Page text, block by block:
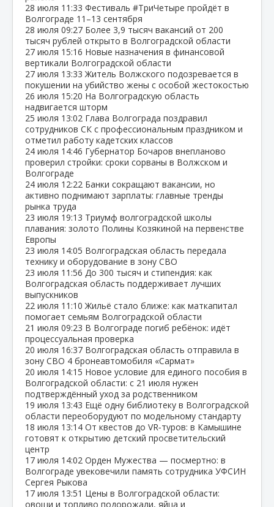
28 июля 11:33 Фестиваль #ТриЧетыре пройдёт в
Волгограде 11–13 сентября
28 июля 09:27 Более 3,9 тысяч вакансий от 200
тысяч рублей открыто в Волгоградской области
27 июля 15:16 Новые назначения в финансовой
вертикали Волгоградской области
27 июля 13:33 Житель Волжского подозревается в
покушении на убийство жены с особой жестокостью
26 июля 15:20 На Волгоградскую область
надвигается шторм
25 июля 13:02 Глава Волгограда поздравил
сотрудников СК с профессиональным праздником и
отметил работу кадетских классов
24 июля 14:46 Губернатор Бочаров внепланово
проверил стройки: сроки сорваны в Волжском и
Волгограде
24 июля 12:22 Банки сокращают вакансии, но
активно поднимают зарплаты: главные тренды
рынка труда
23 июля 19:13 Триумф волгоградской школы
плавания: золото Полины Козякиной на первенстве
Европы
23 июля 14:05 Волгоградская область передала
технику и оборудование в зону СВО
23 июля 11:56 До 300 тысяч и стипендия: как
Волгоградская область поддерживает лучших
выпускников
22 июля 11:10 Жильё стало ближе: как маткапитал
помогает семьям Волгоградской области
21 июля 09:23 В Волгограде погиб ребёнок: идёт
процессуальная проверка
20 июля 16:37 Волгоградская область отправила в
зону СВО 4 бронеавтомобиля «Сармат»
20 июля 14:15 Новое условие для единого пособия в
Волгоградской области: с 21 июля нужен
подтверждённый уход за родственником
19 июля 13:43 Ещё одну библиотеку в Волгоградской
области переоборудуют по модельному стандарту
18 июля 13:14 От квестов до VR‑туров: в Камышине
готовят к открытию детский просветительский
центр
17 июля 14:02 Орден Мужества — посмертно: в
Волгограде увековечили память сотрудника УФСИН
Сергея Рыкова
17 июля 13:51 Цены в Волгоградской области:
овощи и топливо подорожали, яйца и